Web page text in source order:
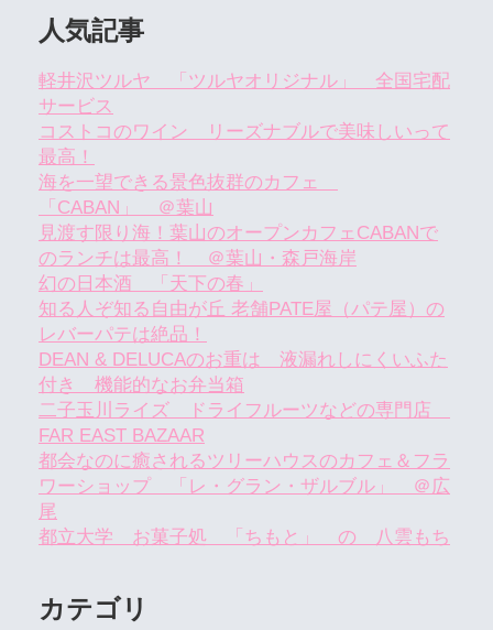
人気記事
軽井沢ツルヤ 「ツルヤオリジナル」 全国宅配
サービス
コストコのワイン リーズナブルで美味しいって
最高！
海を一望できる景色抜群のカフェ
「CABAN」 ＠葉山
見渡す限り海！葉山のオープンカフェCABANで
のランチは最高！ ＠葉山・森戸海岸
幻の日本酒 「天下の春」
知る人ぞ知る自由が丘 老舗PATE屋（パテ屋）の
レバーパテは絶品！
DEAN & DELUCAのお重は 液漏れしにくいふた
付き 機能的なお弁当箱
二子玉川ライズ ドライフルーツなどの専門店
FAR EAST BAZAAR
都会なのに癒されるツリーハウスのカフェ＆フラ
ワーショップ 「レ・グラン・ザルブル」 ＠広
尾
都立大学 お菓子処 「ちもと」 の 八雲もち
カテゴリ